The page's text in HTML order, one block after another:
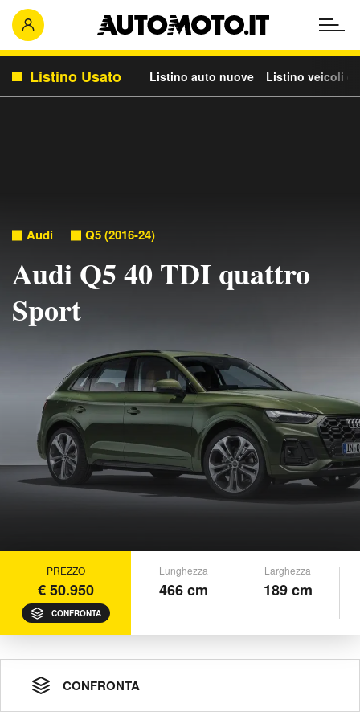
Listino Usato Listino auto nuove Listino veicoli
Audi Q5 (2016-24)
Audi Q5 40 TDI quattro
Sport
PREZZO
€ 50.950
CONFRONTA
Lunghezza
466 cm
Larghezza
189 cm
CONFRONTA